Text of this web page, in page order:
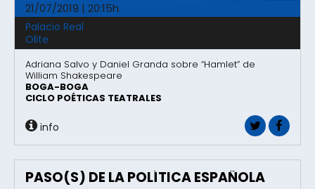
21/07/2019 | 20:15h.
Palacio Real
Olite
Adriana Salvo y Daniel Granda sobre “Hamlet” de
William Shakespeare
BOGA-BOGA
CICLO POÉTICAS TEATRALES
info
PASO(S) DE LA POLÍTICA ESPAÑOLA